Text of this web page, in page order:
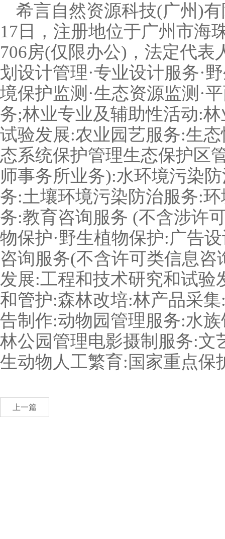
希言自然资源科技(广州 )
17 日，注册地位于广州市海
706房(仅限办公) ，法定代
划设计管理·专业设计服务·
境保护监测·生态资源监测·
务;林业专业及辅助性活动:林
试验发展:农业园艺服务:生
态系统保护管理生态保护区
师事务所业务):水环境污染
务:土壤环境污染防治服务:环
务:教育咨询服务 (不含涉许
物保护·野生植物保护:广告
咨询服务(不含许可类信息咨
发展:工程和技术研究和试验
和管护:森林改培:林产品采集
告制作:动物园管理服务:水
林公园管理电影摄制服务:文
生动物人工繁育: 国家重点保
上一篇